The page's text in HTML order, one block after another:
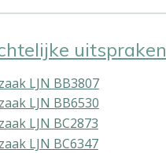
uitspraken
LJN BB3807
LJN BB6530
LJN BC2873
LJN BC6347